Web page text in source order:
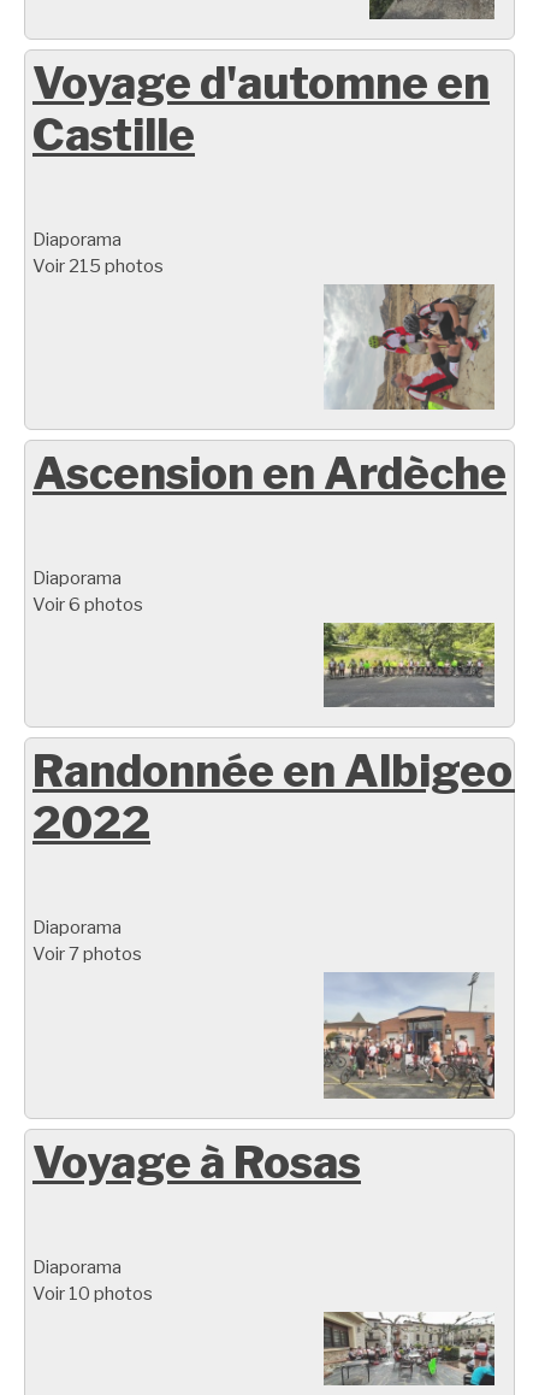
Voyage d'automne en
Castille
Diaporama
Voir 215 photos
Ascension en Ardèche
Diaporama
Voir 6 photos
Randonnée en
2022
Diaporama
Voir 7 photos
Voyage à Rosas
Diaporama
Voir 10 photos